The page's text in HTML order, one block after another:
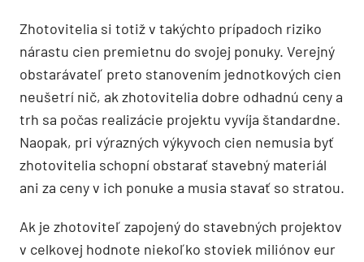
Zhotovitelia si totiž v takýchto prípadoch riziko
nárastu cien premietnu do svojej ponuky. Verejný
obstarávateľ preto stanovením jednotkových cien
neušetrí nič, ak zhotovitelia dobre odhadnú ceny a
trh sa počas realizácie projektu vyvíja štandardne.
Naopak, pri výrazných výkyvoch cien nemusia byť
zhotovitelia schopní obstarať stavebný materiál
ani za ceny v ich ponuke a musia stavať so stratou.
Ak je zhotoviteľ zapojený do stavebných projektov
v celkovej hodnote niekoľko stoviek miliónov eur